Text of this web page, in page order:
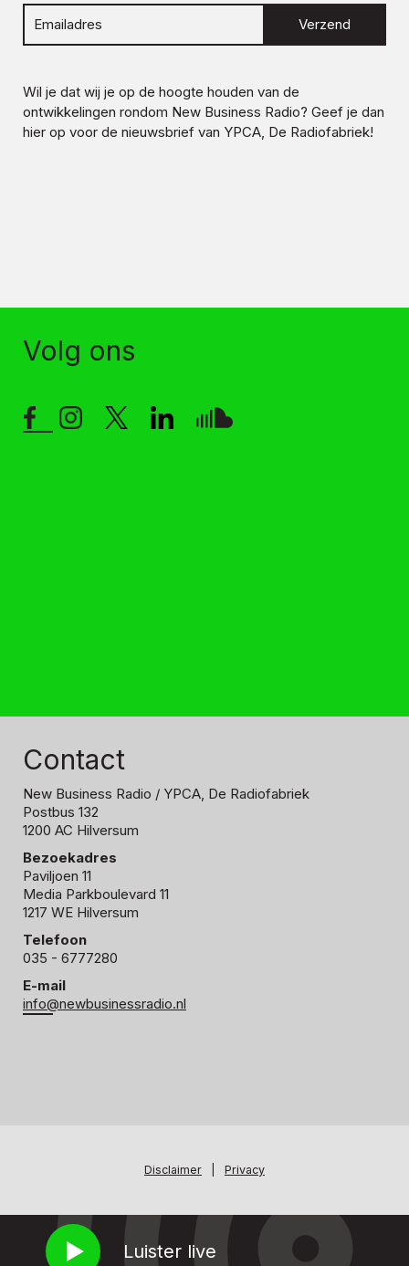
Luister live
Verzend
Wil je dat wij je op de hoogte houden van de
ontwikkelingen rondom New Business Radio? Geef je dan
hier op voor de nieuwsbrief van YPCA, De Radiofabriek!
Volg ons
Contact
New Business Radio / YPCA, De Radiofabriek
Postbus 132
1200 AC Hilversum
Bezoekadres
Paviljoen 11
Media Parkboulevard 11
1217 WE Hilversum
Telefoon
035 - 6777280
E-mail
info@newbusinessradio.nl
Disclaimer Privacy